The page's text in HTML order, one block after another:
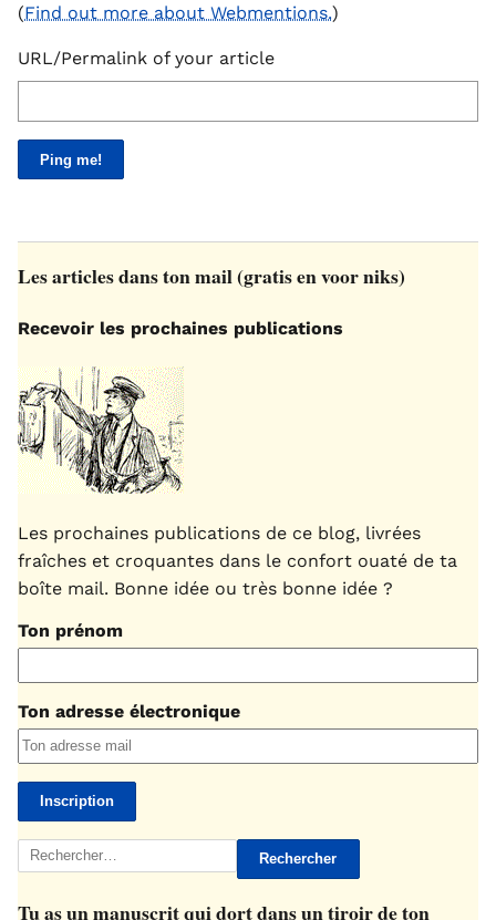
(Find out more about Webmentions.)
URL/Permalink of your article
Les articles dans ton mail (gratis en voor niks)
Recevoir les prochaines publications
Les prochaines publications de ce blog, livrées
fraîches et croquantes dans le confort ouaté de ta
boîte mail. Bonne idée ou très bonne idée ?
Ton prénom
Ton adresse électronique
Rechercher :
Tu as un manuscrit qui dort dans un tiroir de ton